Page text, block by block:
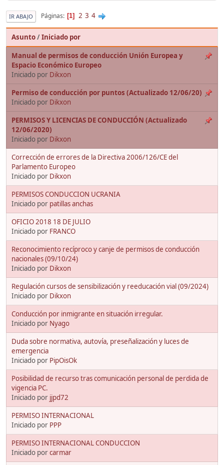
IR ABAJO Páginas 1 2 3 4
Asunto/Iniciado por
Manual de permisos de conducción Unión Europea y
Espacio Económico Europeo
Iniciado por Dikxon
Permiso de conducción por puntos (Actualizado 12/06/20)
Iniciado por Dikxon
PERMISOS Y LICENCIAS DE CONDUCCIÓN (Actualizado
12/06/2020)
Iniciado por Dikxon
Corrección de errores de la Directiva 2006/126/CE del
Parlamento Europeo
Iniciado por Dikxon
PERMISOS CONDUCCION UCRANIA
Iniciado por patillas anchas
OFICIO 2018 18 DE JULIO
Iniciado por FRANCO
Reconocimiento recíproco y canje de permisos de conducción
nacionales (09/10/24)
Iniciado por Dikxon
Regulación cursos de sensibilización y reeducación vial (09/2024)
Iniciado por Dikxon
Conducción por inmigrante en situación irregular.
Iniciado por Nyago
Duda sobre normativa, autovía, preseñalización y luces de
emergencia
Iniciado por PipOisOk
Posibilidad de recurso tras comunicación personal de perdida de
vigencia PC.
Iniciado por jjpd72
PERMISO INTERNACIONAL
Iniciado por PPP
PERMISO INTERNACIONAL CONDUCCION
Iniciado porcarmar